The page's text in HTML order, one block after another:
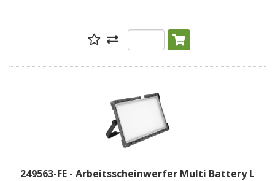
249563-FE - Arbeitsscheinwerfer Multi Battery L